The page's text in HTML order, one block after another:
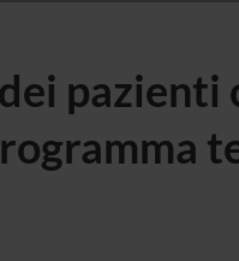
pazienti